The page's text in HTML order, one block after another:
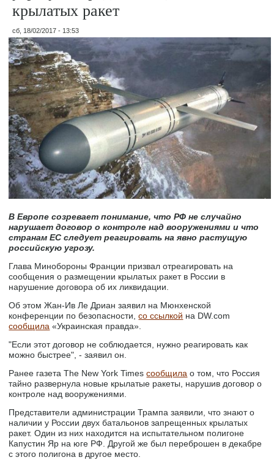
крылатых ракет
сб, 18/02/2017 - 13:53
В Европе созревает понимание, что РФ не случайно
нарушает договор о контроле над вооружениями и что
странам ЕС следует реагировать на явно растущую
российскую угрозу.
Глава Минобороны Франции призвал отреагировать на
сообщения о размещении крылатых ракет в России в
нарушение договора об их ликвидации.
Об этом Жан-Ив Ле Дриан заявил на Мюнхенской
конференции по безопасности,со ссылкой на DW.com
сообщила «Украинская правда».
"Если этот договор не соблюдается, нужно реагировать как
можно быстрее", - заявил он.
Ранее газета The New York Timesсообщила о том, что Россия
тайно развернула новые крылатые ракеты, нарушив договор о
контроле над вооружениями.
Представители администрации Трампа заявили, что знают о
наличии у России двух батальонов запрещенных крылатых
ракет. Один из них находится на испытательном полигоне
Капустин Яр на юге РФ. Другой же был переброшен в декабре
с этого полигона в другое место.